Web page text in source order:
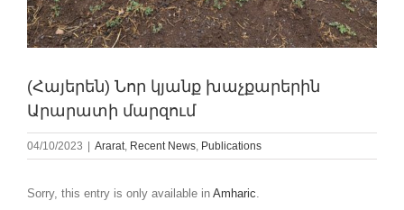
(Հայերեն) Նոր կյանք խաչքարերին
Արարատի մարզում
04/10/2023 | Ararat Recent News Publications
Sorry, this entry is only available in Amharic